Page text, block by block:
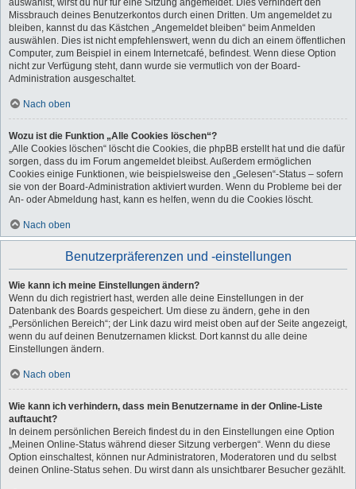
auswählst, wirst du nur für eine Sitzung angemeldet. Dies verhindert den
Missbrauch deines Benutzerkontos durch einen Dritten. Um angemeldet zu
bleiben, kannst du das Kästchen „Angemeldet bleiben“ beim Anmelden
auswählen. Dies ist nicht empfehlenswert, wenn du dich an einem öffentlichen
Computer, zum Beispiel in einem Internetcafé, befindest. Wenn diese Option
nicht zur Verfügung steht, dann wurde sie vermutlich von der Board-
Administration ausgeschaltet.
Nach oben
Wozu ist die Funktion „Alle Cookies löschen“?
„Alle Cookies löschen“ löscht die Cookies, die phpBB erstellt hat und die dafür
sorgen, dass du im Forum angemeldet bleibst. Außerdem ermöglichen
Cookies einige Funktionen, wie beispielsweise den „Gelesen“-Status – sofern
sie von der Board-Administration aktiviert wurden. Wenn du Probleme bei der
An- oder Abmeldung hast, kann es helfen, wenn du die Cookies löscht.
Nach oben
Benutzerpräferenzen und -einstellungen
Wie kann ich meine Einstellungen ändern?
Wenn du dich registriert hast, werden alle deine Einstellungen in der
Datenbank des Boards gespeichert. Um diese zu ändern, gehe in den
„Persönlichen Bereich“; der Link dazu wird meist oben auf der Seite angezeigt,
wenn du auf deinen Benutzernamen klickst. Dort kannst du alle deine
Einstellungen ändern.
Nach oben
Wie kann ich verhindern, dass mein Benutzername in der Online-Liste
auftaucht?
In deinem persönlichen Bereich findest du in den Einstellungen eine Option
„Meinen Online-Status während dieser Sitzung verbergen“. Wenn du diese
Option einschaltest, können nur Administratoren, Moderatoren und du selbst
deinen Online-Status sehen. Du wirst dann als unsichtbarer Besucher gezählt.